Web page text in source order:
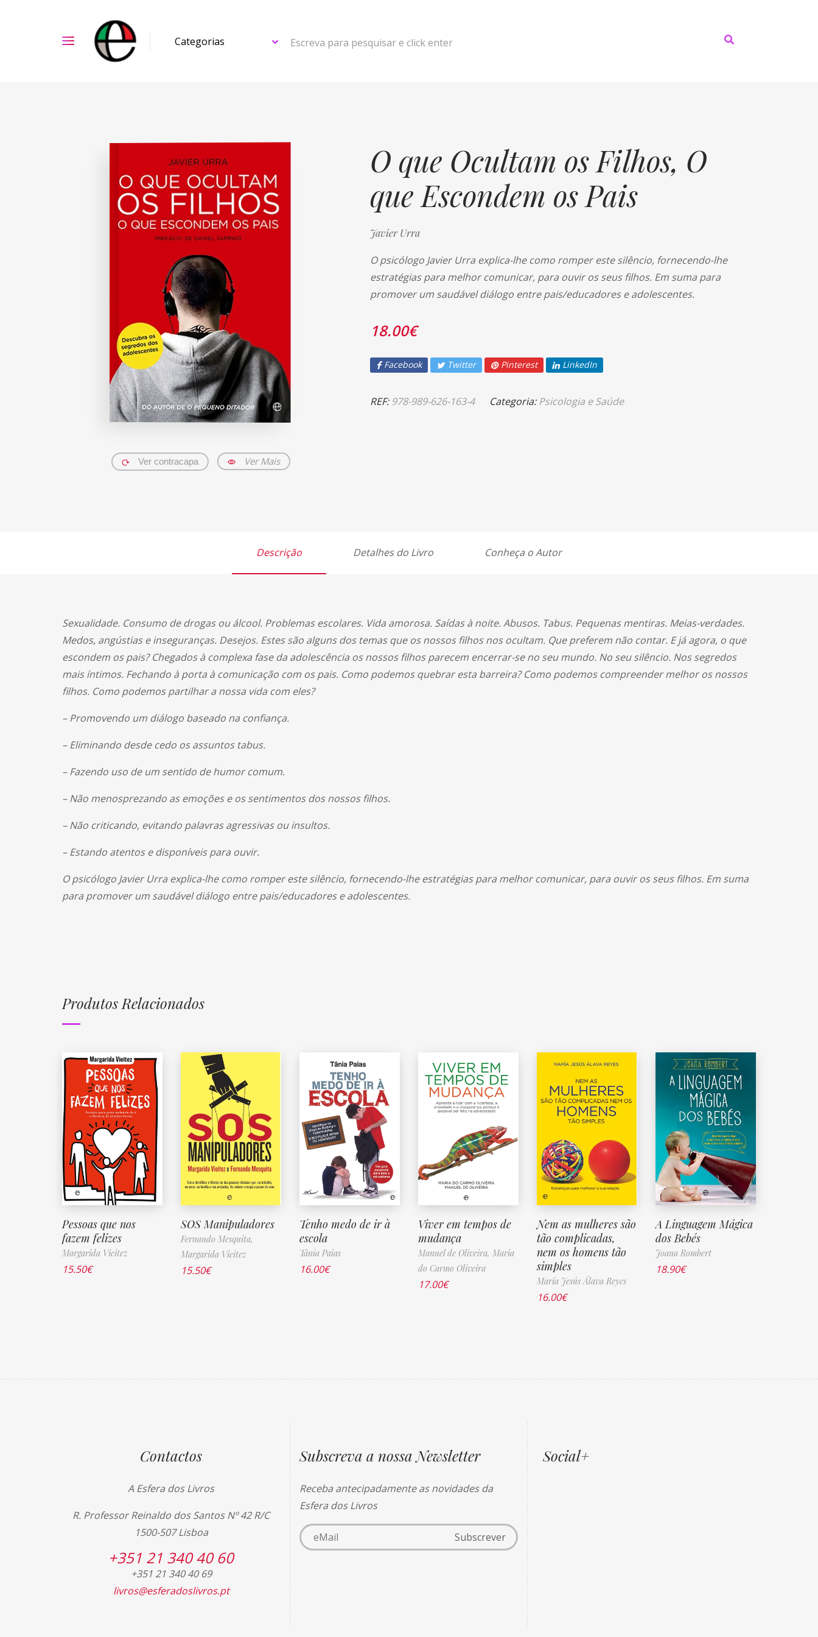
Escreva para pesquisar e click enter
Ver contracapa Ver Mais
O que Ocultam os Filhos, O
que Escondem os Pais
Javier Urra
O psicólogo Javier Urra explica-lhe como romper este silêncio, fornecendo-lhe
estratégias para melhor comunicar, para ouvir os seus filhos. Em suma para
promover um saudável diálogo entre pais/educadores e adolescentes.
18.00€
Facebook Twitter Pinterest LinkedIn
REF:978-989-626-163-4 Categoria:Psicologia e Saúde
Descrição Detalhes do Livro Conheça o Autor
Sexualidade. Consumo de drogas ou álcool. Problemas escolares. Vida amorosa. Saídas à noite. Abusos. Tabus. Pequenas mentiras. Meias-verdades.
Medos, angústias e inseguranças. Desejos. Estes são alguns dos temas que os nossos filhos nos ocultam. Que preferem não contar. E já agora, o que
escondem os pais? Chegados à complexa fase da adolescência os nossos filhos parecem encerrar-se no seu mundo. No seu silêncio. Nos segredos
mais íntimos. Fechando à porta à comunicação com os pais. Como podemos quebrar esta barreira? Como podemos compreender melhor os nossos
filhos. Como podemos partilhar a nossa vida com eles?
– Promovendo um diálogo baseado na confiança.
– Eliminando desde cedo os assuntos tabus.
– Fazendo uso de um sentido de humor comum.
– Não menosprezando as emoções e os sentimentos dos nossos filhos.
– Não criticando, evitando palavras agressivas ou insultos.
– Estando atentos e disponíveis para ouvir.
O psicólogo Javier Urra explica-lhe como romper este silêncio, fornecendo-lhe estratégias para melhor comunicar, para ouvir os seus filhos. Em suma
para promover um saudável diálogo entre pais/educadores e adolescentes.
Produtos Relacionados
Pessoas que nos
fazem felizes
Margarida Vieitez
15.50€
SOS Manipuladores
Fernando Mesquita,
Margarida Vieitez
15.50€
Tenho medo de ir à
escola
Tânia Paias
16.00€
Viver em tempos de
mudança
Manuel de Oliveira, Maria
do Carmo Oliveira
17.00€
Nem as mulheres são
tão complicadas,
nem os homens tão
simples
María Jesús Álava Reyes
16.00€
A Linguagem Mágica
dos Bebés
Joana Rombert
18.90€
Contactos
A Esfera dos Livros
R. Professor Reinaldo dos Santos Nº 42 R/C
1500-507 Lisboa
+351 21 340 40 60
+351 21 340 40 69
livros@esferadoslivros.pt
Subscreva a nossa Newsletter
Receba antecipadamente as novidades da
Esfera dos Livros
Social+